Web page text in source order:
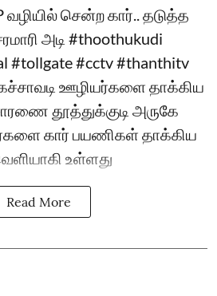
வழியில் சென்ற கார்.. தடுத்த
அடி #thoothukudi
#tollgate #cctv #thanthitv
ஊழியர்களை தாக்கிய
தூத்துக்குடி அருகே
கார் பயணிகள் தாக்கிய
உள்ளது
Read More